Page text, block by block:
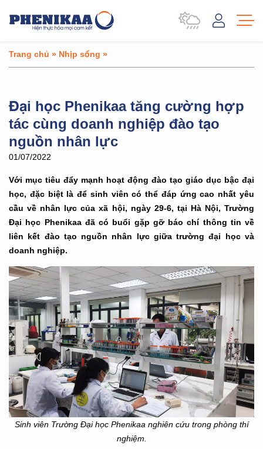
Trang chủ » Nhịp sống »
Đại học Phenikaa tăng cường hợp
tác cùng doanh nghiệp đào tạo
nguồn nhân lực
01/07/2022
Với mục tiêu đẩy mạnh hoạt động đào tạo giáo dục bậc đại
học, đặc biệt là để sinh viên có thể đáp ứng cao nhất yêu
cầu về nhân lực của xã hội, ngày 29-6, tại Hà Nội, Trường
Đại học Phenikaa đã có buổi gặp gỡ báo chí thông tin về
liên kết đào tạo nguồn nhân lực giữa trường đại học và
doanh nghiệp.
Sinh viên Trường Đại học Phenikaa nghiên cứu trong phòng thí
nghiệm.